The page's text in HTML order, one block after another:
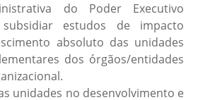
do Poder Executivo
estudos de impacto
absoluto das unidades
dos órgãos/entidades
unidades no desenvolvimento e